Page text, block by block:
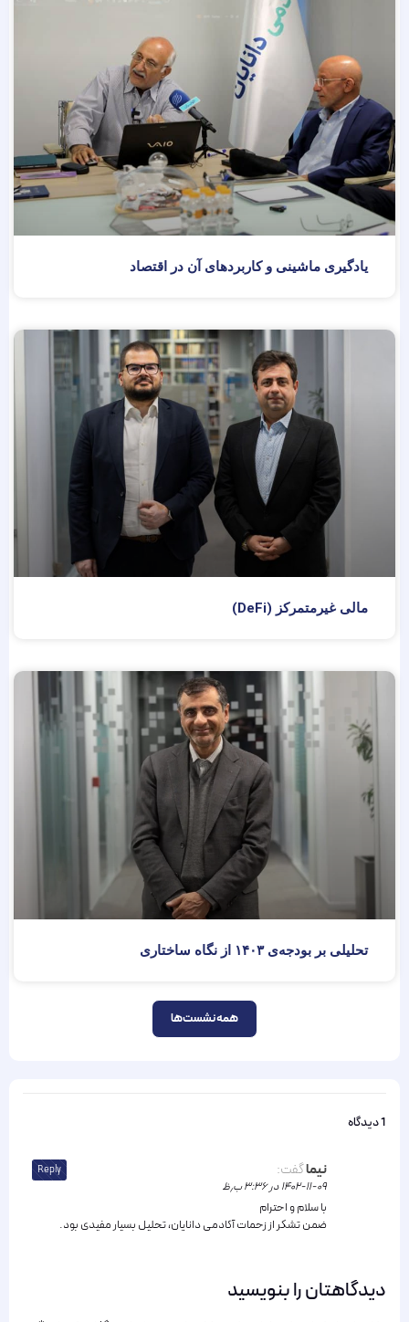
یادگیری ماشینی و کاربردهای آن در اقتصاد
مالی غیرمتمرکز (DeFi)
تحلیلی بر بودجه‌ی ‏۱۴۰۳ از نگاه ساختاری
همه نشست‌ها
1 دیدگاه
نیماگفت:
۱۴۰۲-۱۱-۰۹ در ۳:۳۶ ب٫ظ
با سلام و احترام
ضمن تشکر از زحمات آکادمی دانایان، تحلیل بسیار مفیدی بود.
Reply
دیدگاهتان را بنویسید